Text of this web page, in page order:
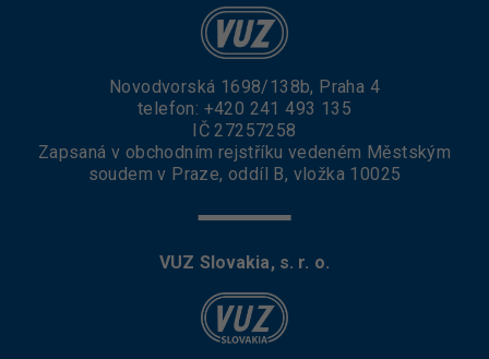
Novodvorská 1698/138b, Praha 4
telefon: +420 241 493 135
IČ 27257258
Zapsaná v obchodním rejstříku vedeném Městským
soudem v Praze, oddíl B, vložka 10025
VUZ Slovakia, s. r. o.